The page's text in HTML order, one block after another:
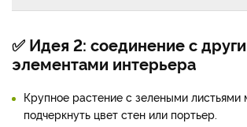
✅ Идея 2: соединение с
элементами интерьера
Крупное растение с зелеными
подчеркнуть цвет стен или портьер.